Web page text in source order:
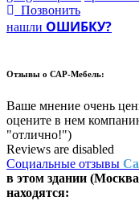
Позвонить
нашли ОШИБКУ?
Отзывы о САР-Мебель:
Ваше мнение очень
оцените в нем
"отлично!")
Reviews are disabled
Социальные отзывы
в этом здании
находятся: